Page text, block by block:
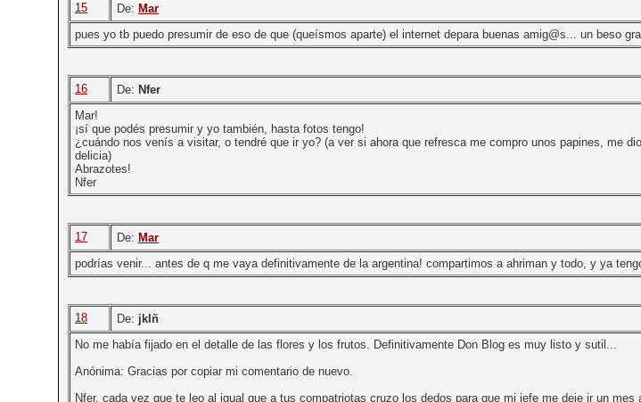
15 De: Mar
pues yo tb puedo presumir de eso de que (queísmos aparte) el internet depara buenas amig@s... un beso
16 De: Nfer
Mar!
¡sí que podés presumir y yo también, hasta fotos tengo!
¿cuándo nos venís a visitar, o tendré que ir yo? (a ver si ahora que refresca me compro unos papines, me
delicia)
Abrazotes!
Nfer
17 De: Mar
podrías venir... antes de q me vaya definitivamente de la argentina! compartimos a ahriman y todo, y ya
18 De: jklñ
No me había fijado en el detalle de las flores y los frutos. Definitivamente Don Blog es muy listo y sutil...
Anónima: Gracias por copiar mi comentario de nuevo.
Nfer, cada vez que te leo al igual que a tus compatriotas cruzo los dedos para que mi jefe me deje ir un mes